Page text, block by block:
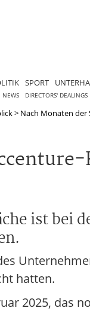
SPORT
NEWS DIRECTORS' DEALINGS
> Nach Monaten der
ist bei
hatten.
2025, das